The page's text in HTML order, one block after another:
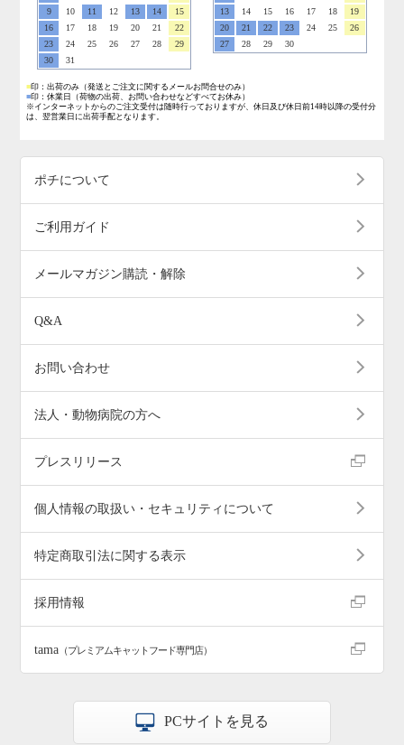
9
10 11 12 13 14
15
16
17 18 19 20 21
22
23
24 25 26 27 28
29
30
31
13
14 15 16 17 18
19
20
21 22 23 24 25
26
27
28 29 30
■印：出荷のみ （発送とご注文に関するメールお問合せのみ）
■印：休業日
（荷物の出荷、お問い合わせなどすべてお休み）
※インターネットからのご注文受付は随時行っておりますが、休日及び休日前14時以降の受付分
は、翌営業日に出荷手配となります。
ポチについて
ご利用ガイド
メールマガジン購読・解除
Q&A
お問い合わせ
法人・動物病院の方へ
プレスリリース
個人情報の取扱い・セキュリティについて
特定商取引法に関する表示
採用情報
tama （プレミアムキャットフード専門店）
PCサイトを見る